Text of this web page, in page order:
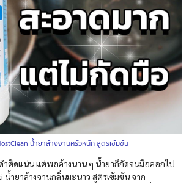
น้ำยาล้างจานครัวหนัก สูตรเข้มข้น
ติดแน่น แต่พอล้างนาน ๆ น้ำยาก็กัดจนมือลอกไป
ำยาล้างจานกลิ่นมะนาว สูตรเข้มข้น จาก